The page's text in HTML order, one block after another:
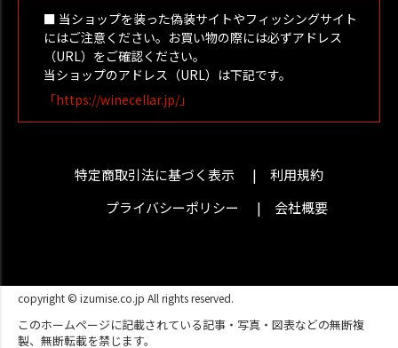
■ 当ショップを装った偽装サイトやフィッシングサイト
にはご注意ください。お買い物の際には必ずアドレス
（URL）をご確認ください。
当ショップのアドレス（URL）は下記です。
「https://winecellar.jp/」
特定商取引法に基づく表示
利用規約
プライバシーポリシー
会社概要
copyright © izumise.co.jp All rights reserved.
このホームページに記載されている記事・写真・図表などの無断複
製、無断転載を禁じます。